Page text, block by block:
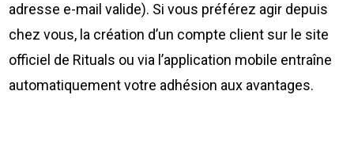
adresse e-mail valide). Si vous préférez agir depuis
chez vous, la création d’un compte client sur le site
officiel de Rituals ou via l’application mobile entraîne
automatiquement votre adhésion aux avantages.